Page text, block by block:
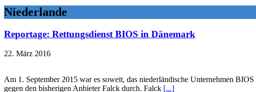
Niederlande
Reportage: Rettungsdienst BIOS in Dänemark
22. März 2016
Am 1. September 2015 war es soweit, das niederländische Unternehmen
gegen den bisherigen Anbieter Falck durch. Falck [...]